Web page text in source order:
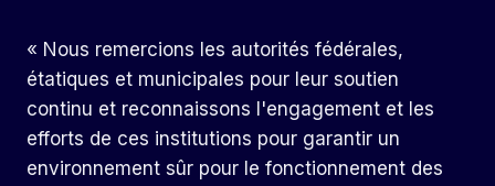
« Nous remercions les autorités fédérales,
étatiques et municipales pour leur soutien
continu et reconnaissons l'engagement et les
efforts de ces institutions pour garantir un
environnement sûr pour le fonctionnement des